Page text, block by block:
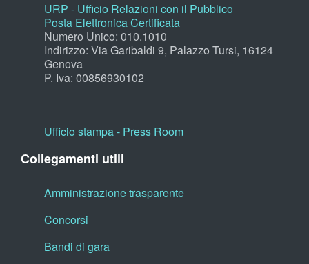
URP - Ufficio Relazioni con il Pubblico
Posta Elettronica Certificata
Numero Unico: 010.1010
Indirizzo: Via Garibaldi 9, Palazzo Tursi, 16124
Genova
P. Iva: 00856930102
Ufficio stampa - Press Room
Collegamenti utili
Amministrazione trasparente
Concorsi
Bandi di gara